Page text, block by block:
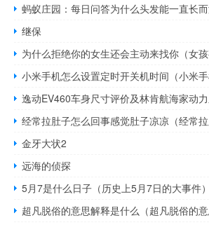
蚂蚁庄园：每日问答为什么头发能一直长
继保
逸动EV460车身尺寸评价及林肯航海家动
经常拉肚子怎么回事感觉肚子凉凉（经常拉
金牙大状2
远海的侦探
5月7是什么日子（历史上5月7日的大事件）
超凡脱俗的意思解释是什么（超凡脱俗的意